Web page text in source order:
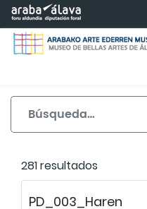
Saltar al contenido
281 resultados
PD_003_Haren